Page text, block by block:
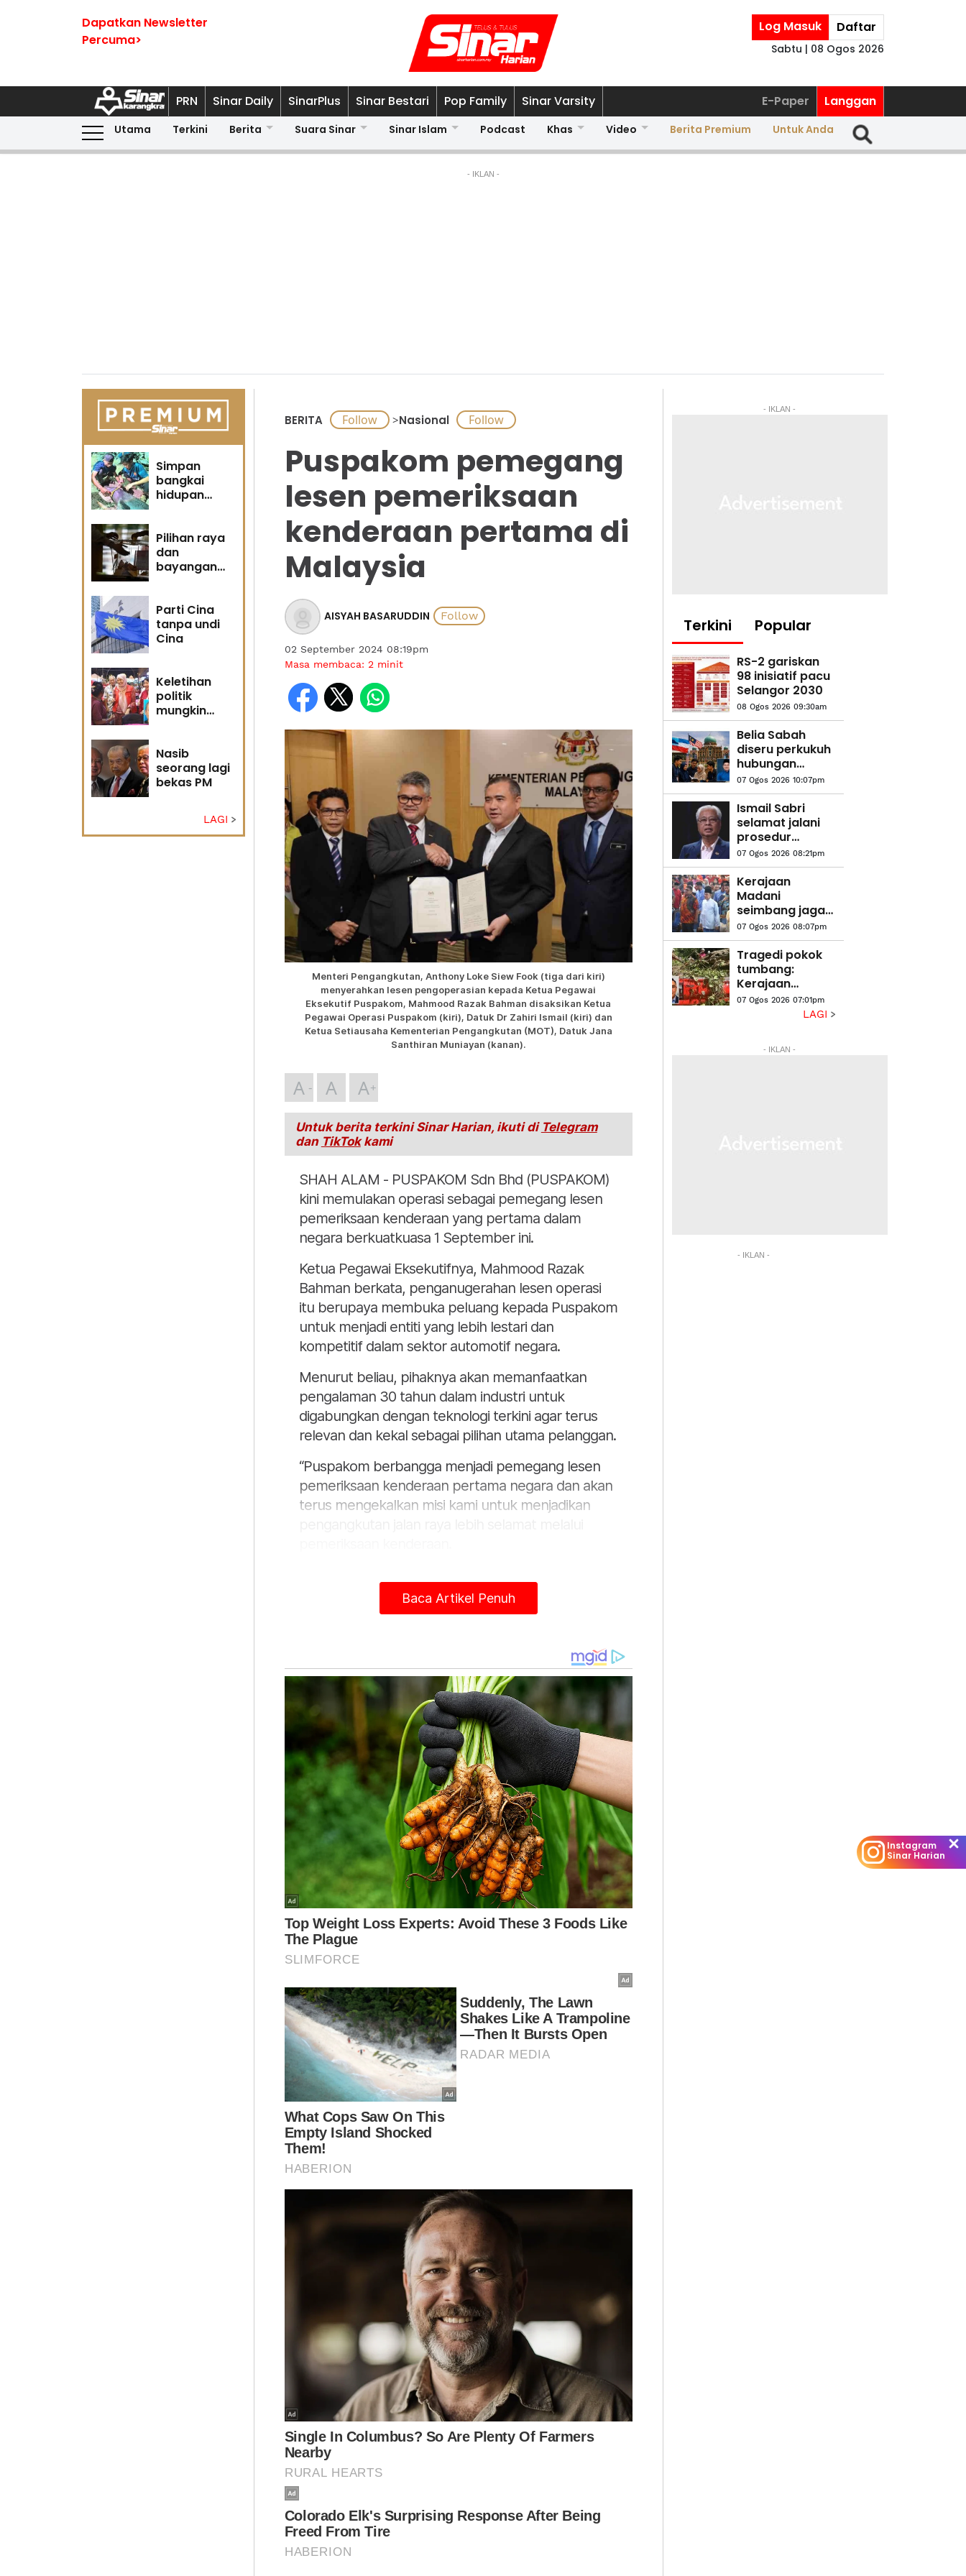
Dapatkan Newsletter
Percuma>
Log Masuk Daftar
Sabtu | 08 Ogos 2026
PRN Sinar Daily SinarPlus Sinar Bestari Pop Family Sinar Varsity E-Paper Langgan
Utama Terkini Berita Suara Sinar Sinar Islam Podcast Khas Video Berita Premium Untuk Anda
- IKLAN -
Simpan
bangkai
hidupan
Pilihan raya
dan
bayangan
Parti Cina
tanpa undi
Cina
Keletihan
politik
mungkin
diri -
Penganalisis
politik
Nasib
seorang lagi
bekas PM
LAGI
BERITA >Nasional
Puspakom pemegang
lesen pemeriksaan
kenderaan pertama di
Malaysia
AISYAH BASARUDDIN
02 September 2024 08:19pm
Masa membaca: 2 minit
Menteri Pengangkutan, Anthony Loke Siew Fook (tiga dari kiri)
menyerahkan lesen pengoperasian kepada Ketua Pegawai
Eksekutif Puspakom, Mahmood Razak Bahman disaksikan Ketua
Pegawai Operasi Puspakom (kiri), Datuk Dr Zahiri Ismail (kiri) dan
Ketua Setiausaha Kementerian Pengangkutan (MOT), Datuk Jana
Santhiran Muniayan (kanan).
A A A
Untuk berita terkini Sinar Harian, ikuti di Telegram
dan TikTokkami
SHAH ALAM - PUSPAKOM Sdn Bhd (PUSPAKOM)
kini memulakan operasi sebagai pemegang lesen
pemeriksaan kenderaan yang pertama dalam
negara berkuatkuasa 1 September ini.
Ketua Pegawai Eksekutifnya, Mahmood Razak
Bahman berkata, penganugerahan lesen operasi
itu berupaya membuka peluang kepada Puspakom
untuk menjadi entiti yang lebih lestari dan
kompetitif dalam sektor automotif negara.
Menurut beliau, pihaknya akan memanfaatkan
pengalaman 30 tahun dalam industri untuk
digabungkan dengan teknologi terkini agar terus
relevan dan kekal sebagai pilihan utama pelanggan.
“Puspakom berbangga menjadi pemegang lesen
pemeriksaan kenderaan pertama negara dan akan
terus mengekalkan misi kami untuk menjadikan
kompetitif, kami telah merangka pelan
komprehensif untuk penambahbaikan agar lebih
“Ini termasuk menaiktaraf perkhidmatan
pelanggan, produk dan servis baharu serta
penggunaan Kecerdasan Buatan (AI) untuk
menjadikan Puspakom bersedia menghadapi
persaingan,” katanya dalam kenyataan pada Isnin.
selama 16 jam di cawangan Glenmarie Shah Alam
yang kini dilaksanakan dalam dua syif, bermula jam
7 pagi sehingga 11 malam.
Mahmood Razak turut memaklumkan, tempoh
percubaan operasi terbabit merupakan sebahagian
daripada usaha untuk memperbaiki mutu
penyampaian perkhidmatan dan pengumpulan
data dari segi cabaran operasi serta penerimaan
pelanggan.
Tambah beliau, meskipun cawangan Glenmarie
hanya untuk kereta persendirian, ia membolehkan
pihaknya mendapatkan data yang diperlukan dan
membuat penambahbaikan sebelum
melaksanakannya di cawangan lain.
Perhilitan pasang dua perangkap, buru buaya di Tasik
Shah Alam Seksyen 7 l 4 September 2024
[VIDEO] Perhilitan pasang dua perangkap, buru buaya
di Tasik Shah Alam
Buaya di Tasik Shah Alam belum ditangkap
Jelasnya lagi, waktu operasi lebih panjang akan
dilaksanakan di kawasan tumpuan pasaran utama
setelah fasa percubaan berjaya dan data yang
diperolehi dikaji.
Baca Artikel Penuh
- IKLAN -
Terkini Popular
RS-2 gariskan
98 inisiatif pacu
Selangor 2030
08 Ogos 2026 09:30am
Belia Sabah
diseru perkukuh
hubungan
dengan
Putrajaya
07 Ogos 2026 10:07pm
Ismail Sabri
selamat jalani
prosedur
pasang alat
perentak
jantung
07 Ogos 2026 08:21pm
Kerajaan
Madani
seimbang jaga
kepentingan
semua kaum,
aliran
pendidikan - PM
07 Ogos 2026 08:07pm
Tragedi pokok
tumbang:
Kerajaan
disaran
wujudkan zon
07 Ogos 2026 07:01pm
LAGI
- IKLAN -
- IKLAN -
Instagram
Sinar Harian